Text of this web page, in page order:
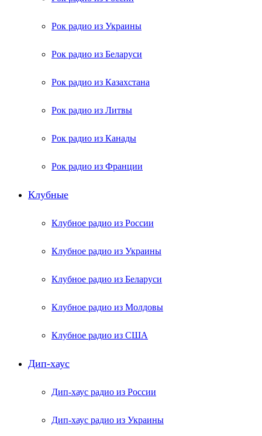
Рок радио из Украины
Рок радио из Беларуси
Рок радио из Казахстана
Рок радио из Литвы
Рок радио из Канады
Рок радио из Франции
Клубные
Клубное радио из России
Клубное радио из Украины
Клубное радио из Беларуси
Клубное радио из Молдовы
Клубное радио из США
Дип-хаус
Дип-хаус радио из России
Дип-хаус радио из Украины